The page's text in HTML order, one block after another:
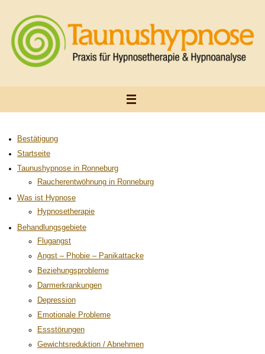
springen
Bestätigung
Startseite
Taunushypnose in Ronneburg
Raucherentwöhnung in Ronneburg
Was ist Hypnose
Hypnosetherapie
Behandlungsgebiete
Flugangst
Angst – Phobie – Panikattacke
Beziehungsprobleme
Darmerkrankungen
Depression
Emotionale Probleme
Essstörungen
Gewichtsreduktion / Abnehmen